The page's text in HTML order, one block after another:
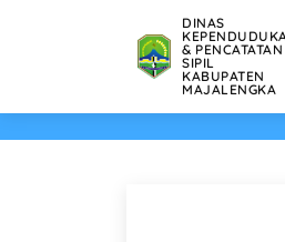
DINAS
& PENCATATAN
SIPIL
KABUPATEN
MAJALENGKA